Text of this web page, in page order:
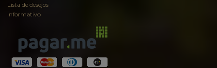
Lista de desejos
Informativo